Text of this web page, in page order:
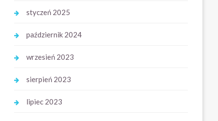
styczeń 2025
październik 2024
wrzesień 2023
sierpień 2023
lipiec 2023